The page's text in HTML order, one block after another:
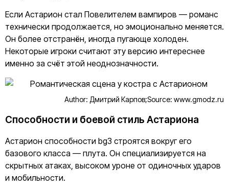
Если Астарион стал Повелителем вампиров — романс
технически продолжается, но эмоционально меняется.
Он более отстранён, иногда пугающе холоден.
Некоторые игроки считают эту версию интереснее
именно за счёт этой неоднозначности.
Author: Дмитрий Карпов;Source: www.gmodz.ru
Способности и боевой стиль Астариона
Астарион способности bg3 строятся вокруг его
базового класса — плута. Он специализируется на
скрытных атаках, высоком уроне от одиночных ударов
и мобильности.